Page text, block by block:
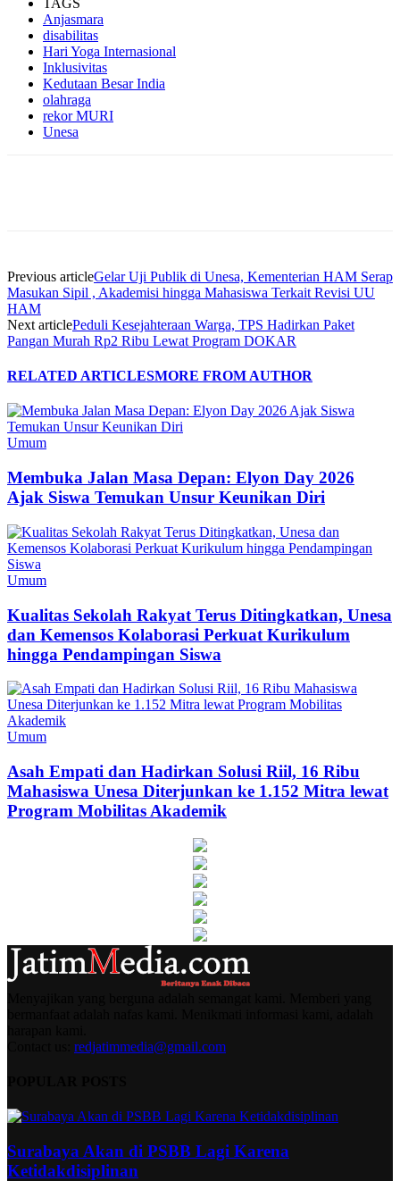
Anjasmara
disabilitas
Hari Yoga Internasional
Inklusivitas
Kedutaan Besar India
olahraga
rekor MURI
Unesa
Previous articleGelar Uji Publik di Unesa, Kementerian HAM Serap
Masukan Sipil , Akademisi hingga Mahasiswa Terkait Revisi UU
HAM
Next articlePeduli Kesejahteraan Warga, TPS Hadirkan Paket
Pangan Murah Rp2 Ribu Lewat Program DOKAR
RELATED ARTICLESMORE FROM AUTHOR
Umum
Membuka Jalan Masa Depan: Elyon Day 2026
Ajak Siswa Temukan Unsur Keunikan Diri
Umum
Kualitas Sekolah Rakyat Terus Ditingkatkan, Unesa
dan Kemensos Kolaborasi Perkuat Kurikulum
hingga Pendampingan Siswa
Umum
Asah Empati dan Hadirkan Solusi Riil, 16 Ribu
Mahasiswa Unesa Diterjunkan ke 1.152 Mitra lewat
Program Mobilitas Akademik
redjatimmedia@gmail.com
Surabaya Akan di PSBB Lagi Karena
Ketidakdisiplinan